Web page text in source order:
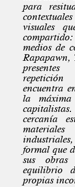
para
visuales
medios de
Rapapawn,
encuentra
la máxima
cercanía
formal que
sus obras
equilibrio
propias